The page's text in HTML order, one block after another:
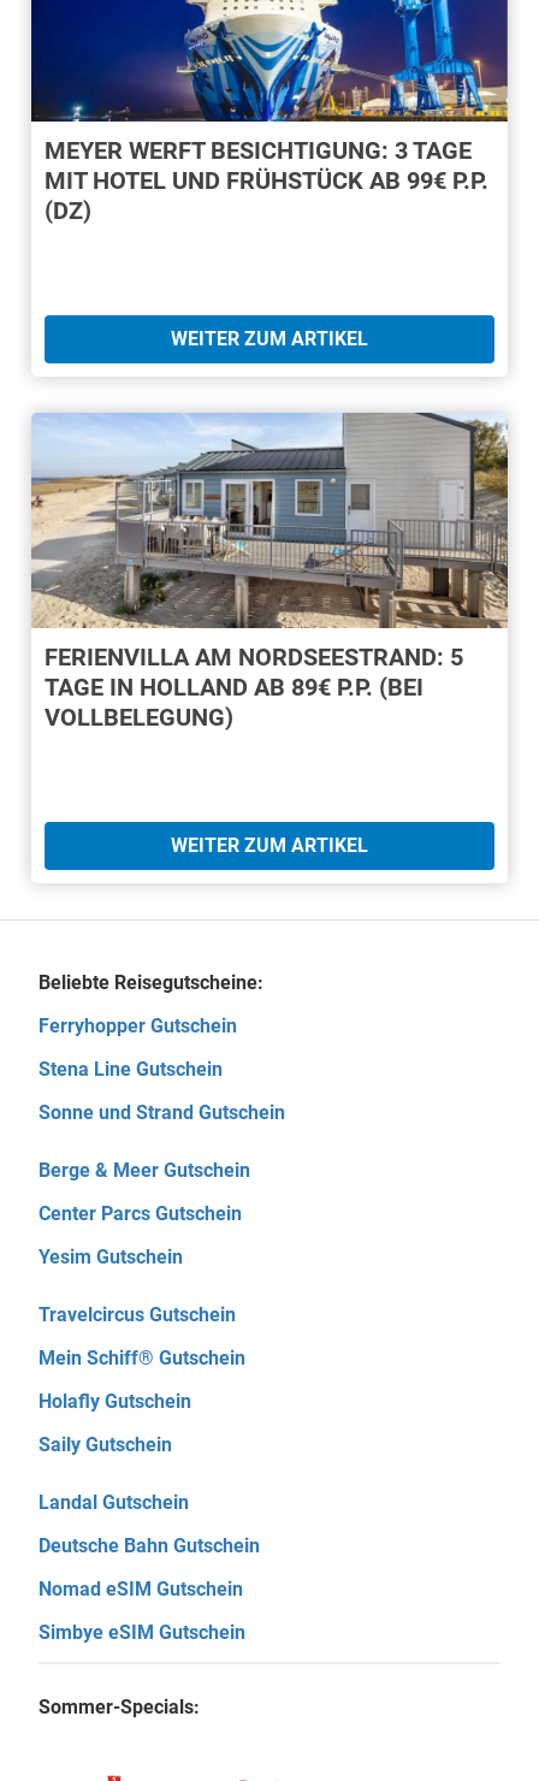
MEYER WERFT BESICHTIGUNG: 3 TAGE
MIT HOTEL UND FRÜHSTÜCK AB 99€ P.P.
(DZ)
WEITER ZUM ARTIKEL
FERIENVILLA AM NORDSEESTRAND: 5
TAGE IN HOLLAND AB 89€ P.P. (BEI
VOLLBELEGUNG)
WEITER ZUM ARTIKEL
Beliebte Reisegutscheine:
Ferryhopper Gutschein
Stena Line Gutschein
Sonne und Strand Gutschein
Berge & Meer Gutschein
Center Parcs Gutschein
Yesim Gutschein
Travelcircus Gutschein
Mein Schiff® Gutschein
Holafly Gutschein
Saily Gutschein
Landal Gutschein
Deutsche Bahn Gutschein
Nomad eSIM Gutschein
Simbye eSIM Gutschein
Sommer-Specials: